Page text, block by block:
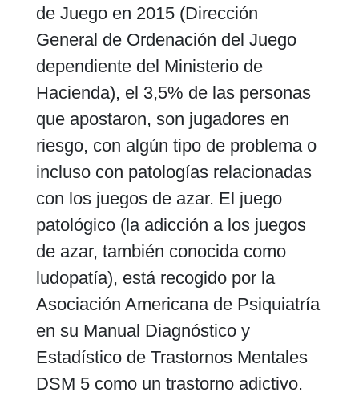
de Juego en 2015 (Dirección
General de Ordenación del Juego
dependiente del Ministerio de
Hacienda), el 3,5% de las personas
que apostaron, son jugadores en
riesgo, con algún tipo de problema o
incluso con patologías relacionadas
con los juegos de azar. El juego
patológico (la adicción a los juegos
de azar, también conocida como
ludopatía), está recogido por la
Asociación Americana de Psiquiatría
en su Manual Diagnóstico y
Estadístico de Trastornos Mentales
DSM 5 como un trastorno adictivo.